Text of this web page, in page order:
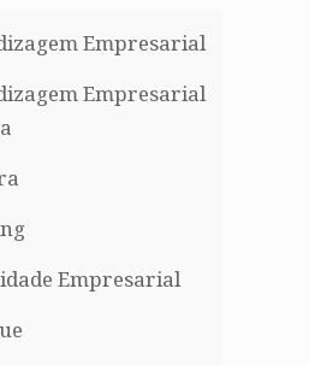
Empresarial
Empresarial
Empresarial